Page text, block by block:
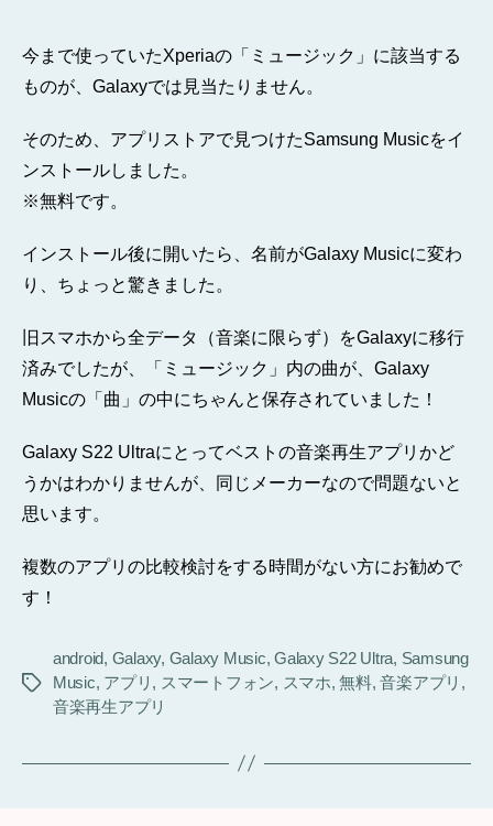
今まで使っていたXperiaの「ミュージック」に該当する
ものが、Galaxyでは見当たりません。
そのため、アプリストアで見つけたSamsung Musicをイ
ンストールしました。
※無料です。
インストール後に開いたら、名前がGalaxy Musicに変わ
り、ちょっと驚きました。
旧スマホから全データ（音楽に限らず）をGalaxyに移行
済みでしたが、「ミュージック」内の曲が、Galaxy
Musicの「曲」の中にちゃんと保存されていました！
Galaxy S22 Ultraにとってベストの音楽再生アプリかど
うかはわかりませんが、同じメーカーなので問題ないと
思います。
複数のアプリの比較検討をする時間がない方にお勧めで
す！
タ
android, Galaxy, Galaxy Music,Galaxy S22 Ultra, Samsung
Music, アプリ , スマートフォン, スマホ,無料,音楽アプリ ,
音楽再生アプリ